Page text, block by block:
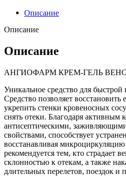
Описание
Описание
Описание
АНГИОФАРМ КРЕМ-ГЕЛЬ
Уникальное средство для
Средство позволяет восстановить
укрепить стенки кровеносных
снять отеки. Благодаря активным
антисептическими,
свойствами, способствует
восстанавливая
рекомендуется тем, кто страдает
склонностью к отекам, а также
длительных перелетов, поездок и